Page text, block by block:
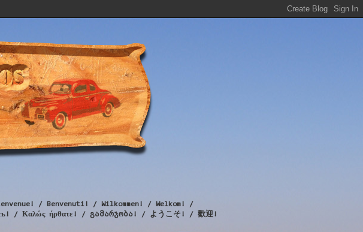
/ Benvenuti! / Wilkommen! / Welkom! /
/ Καλώς ήρθατε! / გამარჯობა! / ようこそ! / 歡迎!